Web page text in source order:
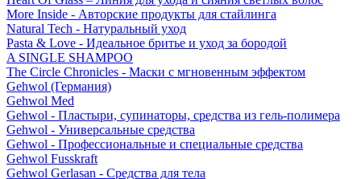
More Inside - Авторские продукты для стайлинга
Natural Tech - Натуральный уход
Pasta & Love - Идеальное бритье и уход за бородой
A SINGLE SHAMPOO
The Circle Chronicles - Маски с мгновенным эффектом
Gehwol (Германия)
Gehwol Med
Gehwol - Пластыри, супинаторы, средства из гель-полимера
Gehwol - Универсальные средства
Gehwol - Профессиональные и специальные средства
Gehwol Fusskraft
Gehwol Gerlasan - Средства для тела